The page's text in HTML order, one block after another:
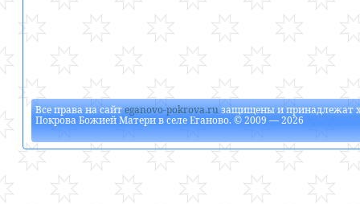
Все права на сайтeganovo-pokrova.ruзащищены и принадлежат
Покрова Божией Матери в селе Еганово. © 2009 — 2026